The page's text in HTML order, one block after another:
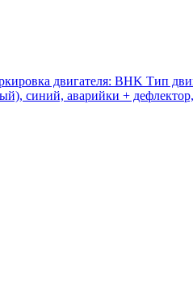
двигателя: BHK Тип
синий, аварийки + дефлектор,